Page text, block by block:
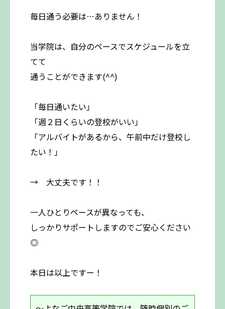
毎日通う必要は…ありません！
当学院は、自分のペースでスケジュールを立
てて
通うことができます(^^)
「毎日通いたい」
「週２日くらいの登校がいい」
「アルバイトがあるから、午前中だけ登校し
たい！」
→ 大丈夫です！！
一人ひとりペースが異なっても、
しっかりサポートしますのでご安心ください
◎
本日は以上ですー！